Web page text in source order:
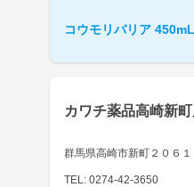
コウモリバリア 450mL
カワチ薬品高崎新
群馬県高崎市新町２０６１
TEL: 0274-42-3650